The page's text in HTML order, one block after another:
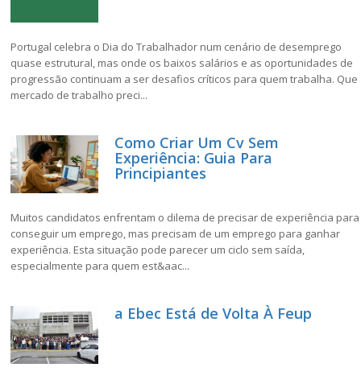
Portugal celebra o Dia do Trabalhador num cenário de desemprego
quase estrutural, mas onde os baixos salários e as oportunidades de
progressão continuam a ser desafios críticos para quem trabalha. Que
mercado de trabalho preci...
Como Criar Um Cv Sem
Experiência: Guia Para
Principiantes
Muitos candidatos enfrentam o dilema de precisar de experiência para
conseguir um emprego, mas precisam de um emprego para ganhar
experiência. Esta situação pode parecer um ciclo sem saída,
especialmente para quem est&aac...
a Ebec Está de Volta À Feup